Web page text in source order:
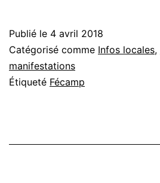
Publié le 4 avril 2018
Catégorisé comme Infos locales,
manifestations
Étiqueté Fécamp